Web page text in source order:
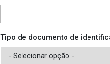
Tipo de documento de